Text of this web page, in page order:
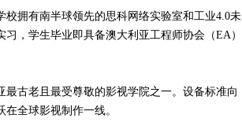
拥有南半球领先的思科网络实验室和工业4.0未
，学生毕业即具备澳大利亚工程师协会（EA）
古老且最受尊敬的影视学院之一。设备标准向
全球影视制作一线。